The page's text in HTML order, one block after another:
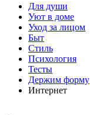
Для души
Уют в доме
Уход за лицом
Быт
Стиль
Психология
Тесты
Держим форму
Интернет